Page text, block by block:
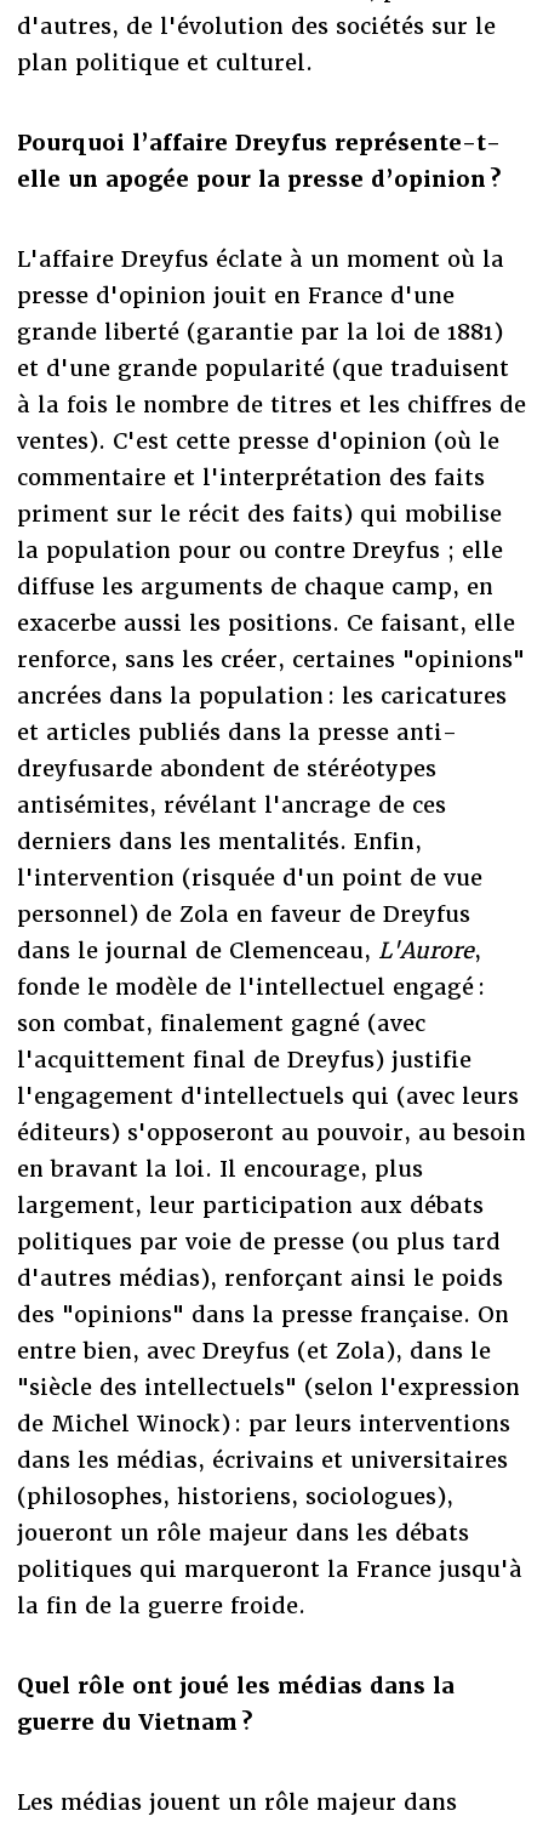
d'autres, de l'évolution des sociétés sur le
plan politique et culturel.
Pourquoi l’affaire Dreyfus représente-t-
elle un apogée pour la presse d’opinion ?
L'affaire Dreyfus éclate à un moment où la
presse d'opinion jouit en France d'une
grande liberté (garantie par la loi de 1881)
et d'une grande popularité (que traduisent
à la fois le nombre de titres et les chiffres de
ventes). C'est cette presse d'opinion (où le
commentaire et l'interprétation des faits
priment sur le récit des faits) qui mobilise
la population pour ou contre Dreyfus ; elle
diffuse les arguments de chaque camp, en
exacerbe aussi les positions. Ce faisant, elle
renforce, sans les créer, certaines "opinions"
ancrées dans la population : les caricatures
et articles publiés dans la presse anti-
dreyfusarde abondent de stéréotypes
antisémites, révélant l'ancrage de ces
derniers dans les mentalités. Enfin,
l'intervention (risquée d'un point de vue
personnel) de Zola en faveur de Dreyfus
dans le journal de Clemenceau, L'Aurore,
fonde le modèle de l'intellectuel engagé :
son combat, finalement gagné (avec
l'acquittement final de Dreyfus) justifie
l'engagement d'intellectuels qui (avec leurs
éditeurs) s'opposeront au pouvoir, au besoin
en bravant la loi. Il encourage, plus
largement, leur participation aux débats
politiques par voie de presse (ou plus tard
d'autres médias), renforçant ainsi le poids
des "opinions" dans la presse française. On
entre bien, avec Dreyfus (et Zola), dans le
"siècle des intellectuels" (selon l'expression
de Michel Winock) : par leurs interventions
dans les médias, écrivains et universitaires
(philosophes, historiens, sociologues),
joueront un rôle majeur dans les débats
politiques qui marqueront la France jusqu'à
la fin de la guerre froide.
Quel rôle ont joué les médias dans la
guerre du Vietnam ?
Les médias jouent un rôle majeur dans